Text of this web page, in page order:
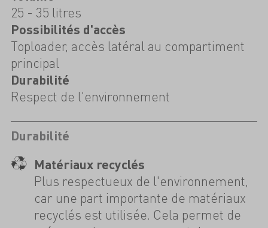
25 - 35 litres
Possibilités d'accès
Toploader, accès latéral au compartiment
principal
Durabilité
Respect de l'environnement
Durabilité
Matériaux recyclés
Plus respectueux de l'environnement,
car une part importante de matériaux
recyclés est utilisée. Cela permet de